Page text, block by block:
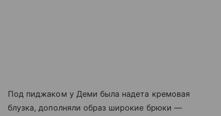
Под пиджаком у Деми была надета кремовая
блузка, дополняли образ широкие брюки —